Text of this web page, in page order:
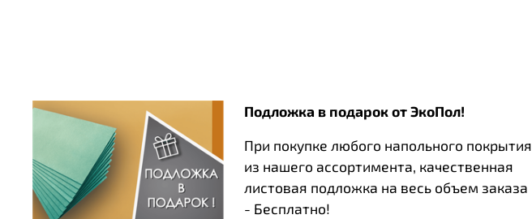
Подложка в подарок от ЭкоПол!
При покупке любого напольного покрытия
из нашего ассортимента, качественная
листовая подложка на весь объем заказа
- Бесплатно!